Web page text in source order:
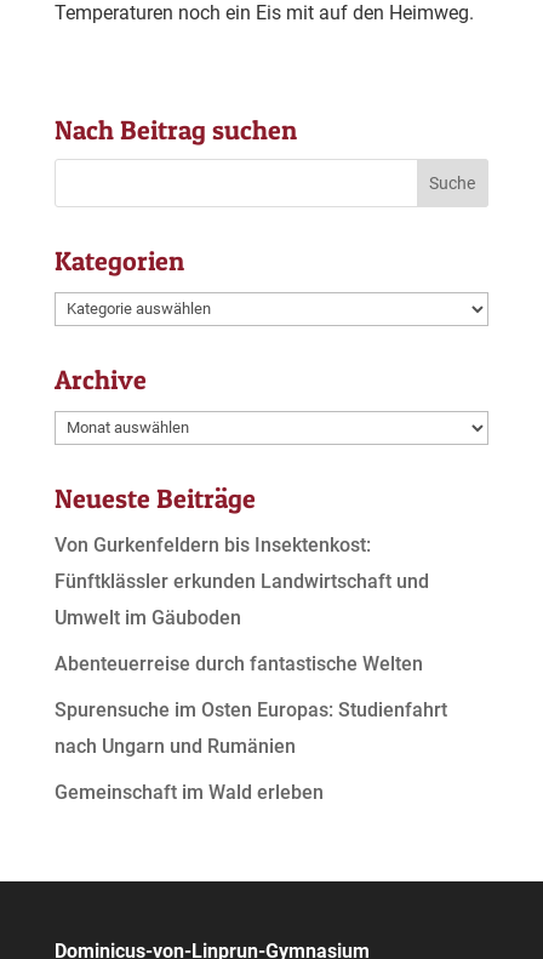
Temperaturen noch ein Eis mit auf den Heimweg.
Nach Beitrag suchen
Kategorien
Kategorien
Archive
Archive
Neueste Beiträge
Von Gurkenfeldern bis Insektenkost:
Fünftklässler erkunden Landwirtschaft und
Umwelt im Gäuboden
Abenteuerreise durch fantastische Welten
Spurensuche im Osten Europas: Studienfahrt
nach Ungarn und Rumänien
Gemeinschaft im Wald erleben
Dominicus-von-Linprun-Gymnasium